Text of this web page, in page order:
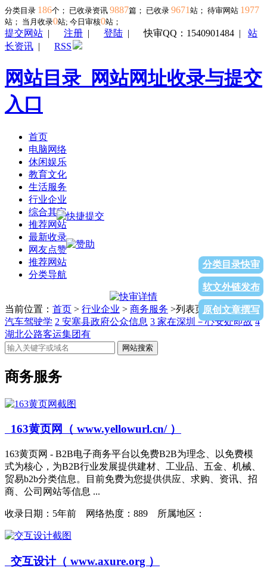
分类目录 186个； 已收录资讯 9887篇； 已收录 9671 站； 待审网站 1977
站； 当月收录0站; 今日审核0站；
提交网站 | 注册 | 登陆 |快审QQ：1540901484 | 站
长资讯 | RSS
网站目录_网站网址收录与提交
入口
首页
电脑网络
休闲娱乐
教育文化
生活服务
行业企业
综合其它
推荐网站
最新收录
网友点赞
推荐网站
分类导航
分类目录快审
软文外链发布
原创文章撰写
当前位置： 首页 > 行业企业 > 商务服务 >列表页面1温州冶金
汽车驾驶学 2 安塞县政府公众信息 3 家在深圳－心安处即故 4
湖北公路客运集团有
网站搜索
商务服务
163黄页网（ www.yellowurl.cn/ ）
163黄页网 - B2B电子商务平台以免费B2B为理念、以免费模
式为核心，为B2B行业发展提供建材、工业品、五金、机械、
贸易b2b分类信息。目前免费为您提供供应、求购、资讯、招
商、公司网站等信息 ...
收录日期： 5年前 网络热度：889 所属地区：
交互设计（ www.axure.org ）